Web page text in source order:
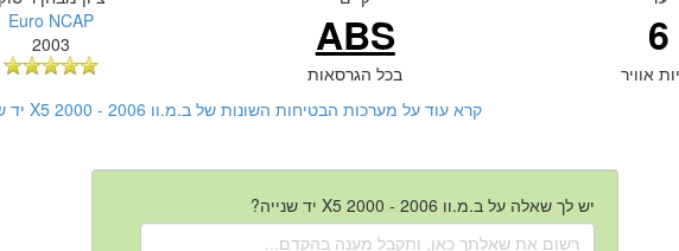
6
אוויר
ABS
בכל הגרסאות
Euro NCAP
2003
קרא עוד על מערכות הבטיחות השונות של ב.מ.וו X5 2000 - 2006 יד שנייה
יש לך שאלה על ב.מ.וו X5 2000 - 2006 יד שנייה?